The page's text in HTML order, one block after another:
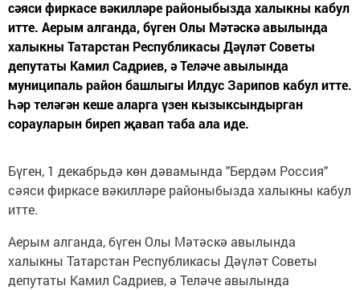
сәяси фиркасе вәкилләре районыбызда халыкны кабул
итте. Аерым алганда, бүген Олы Мәтәскә авылында
халыкны Татарстан Республикасы Дәүләт Советы
депутаты Камил Садриев, ә Теләче авылында
муниципаль район башлыгы Илдус Зарипов кабул итте.
Һәр теләгән кеше аларга үзен кызыксындырган
сорауларын биреп җавап таба ала иде.
Бүген, 1 декабрьдә көн дәвамында "Бердәм Россия"
сәяси фиркасе вәкилләре районыбызда халыкны кабул
итте.
Аерым алганда, бүген Олы Мәтәскә авылында
халыкны Татарстан Республикасы Дәүләт Советы
депутаты Камил Садриев, ә Теләче авылында